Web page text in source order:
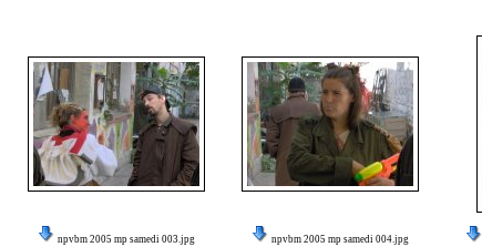
npvbm 2005 mp samedi 003.jpg npvbm 2005 mp samedi 004.jpg